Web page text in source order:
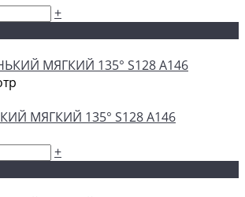
+
МЯГКИЙ 135° S128 А146
+